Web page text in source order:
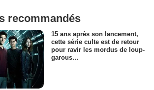
recommandés
15 ans après son lancement,
cette série culte est de retour
pour ravir les mordus de loup-
garous…